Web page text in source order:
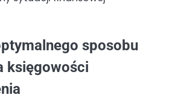
sposobu
księgowości